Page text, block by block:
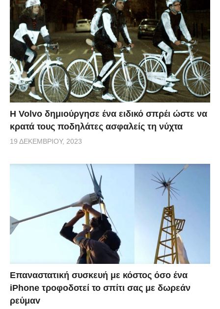
Η Volvo δημιούργησε ένα ειδικό σπρέι ώστε να
κρατά τους ποδηλάτες ασφαλείς τη νύχτα
19 ΔΕΚΕΜΒΡΊΟΥ, 2023
Επαναστατική συσκευή με κόστος όσο ένα
iPhone τροφοδοτεί το σπίτι σας με δωρεάν
ρεύμαv